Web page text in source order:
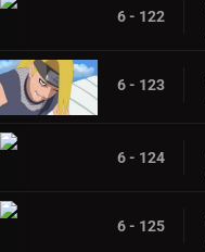
6 - 122
6 - 123
6 - 124
6 - 125